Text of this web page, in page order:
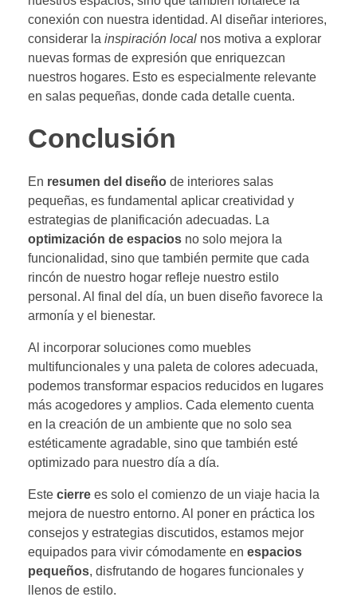
conexión con nuestra identidad. Al diseñar interiores,
considerar la inspiración local nos motiva a explorar
nuevas formas de expresión que enriquezcan
nuestros hogares. Esto es especialmente relevante
en salas pequeñas, donde cada detalle cuenta.
Conclusión
En resumen del diseño de interiores salas
pequeñas, es fundamental aplicar creatividad y
estrategias de planificación adecuadas. La
optimización de espacios no solo mejora la
funcionalidad, sino que también permite que cada
rincón de nuestro hogar refleje nuestro estilo
personal. Al final del día, un buen diseño favorece la
armonía y el bienestar.
Al incorporar soluciones como muebles
multifuncionales y una paleta de colores adecuada,
podemos transformar espacios reducidos en lugares
más acogedores y amplios. Cada elemento cuenta
en la creación de un ambiente que no solo sea
estéticamente agradable, sino que también esté
optimizado para nuestro día a día.
Este cierre es solo el comienzo de un viaje hacia la
mejora de nuestro entorno. Al poner en práctica los
consejos y estrategias discutidos, estamos mejor
equipados para vivir cómodamente en espacios
pequeños, disfrutando de hogares funcionales y
llenos de estilo.